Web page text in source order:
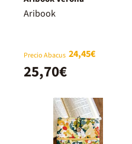
Aribook
Precio Abacus 24,45€
25,70€